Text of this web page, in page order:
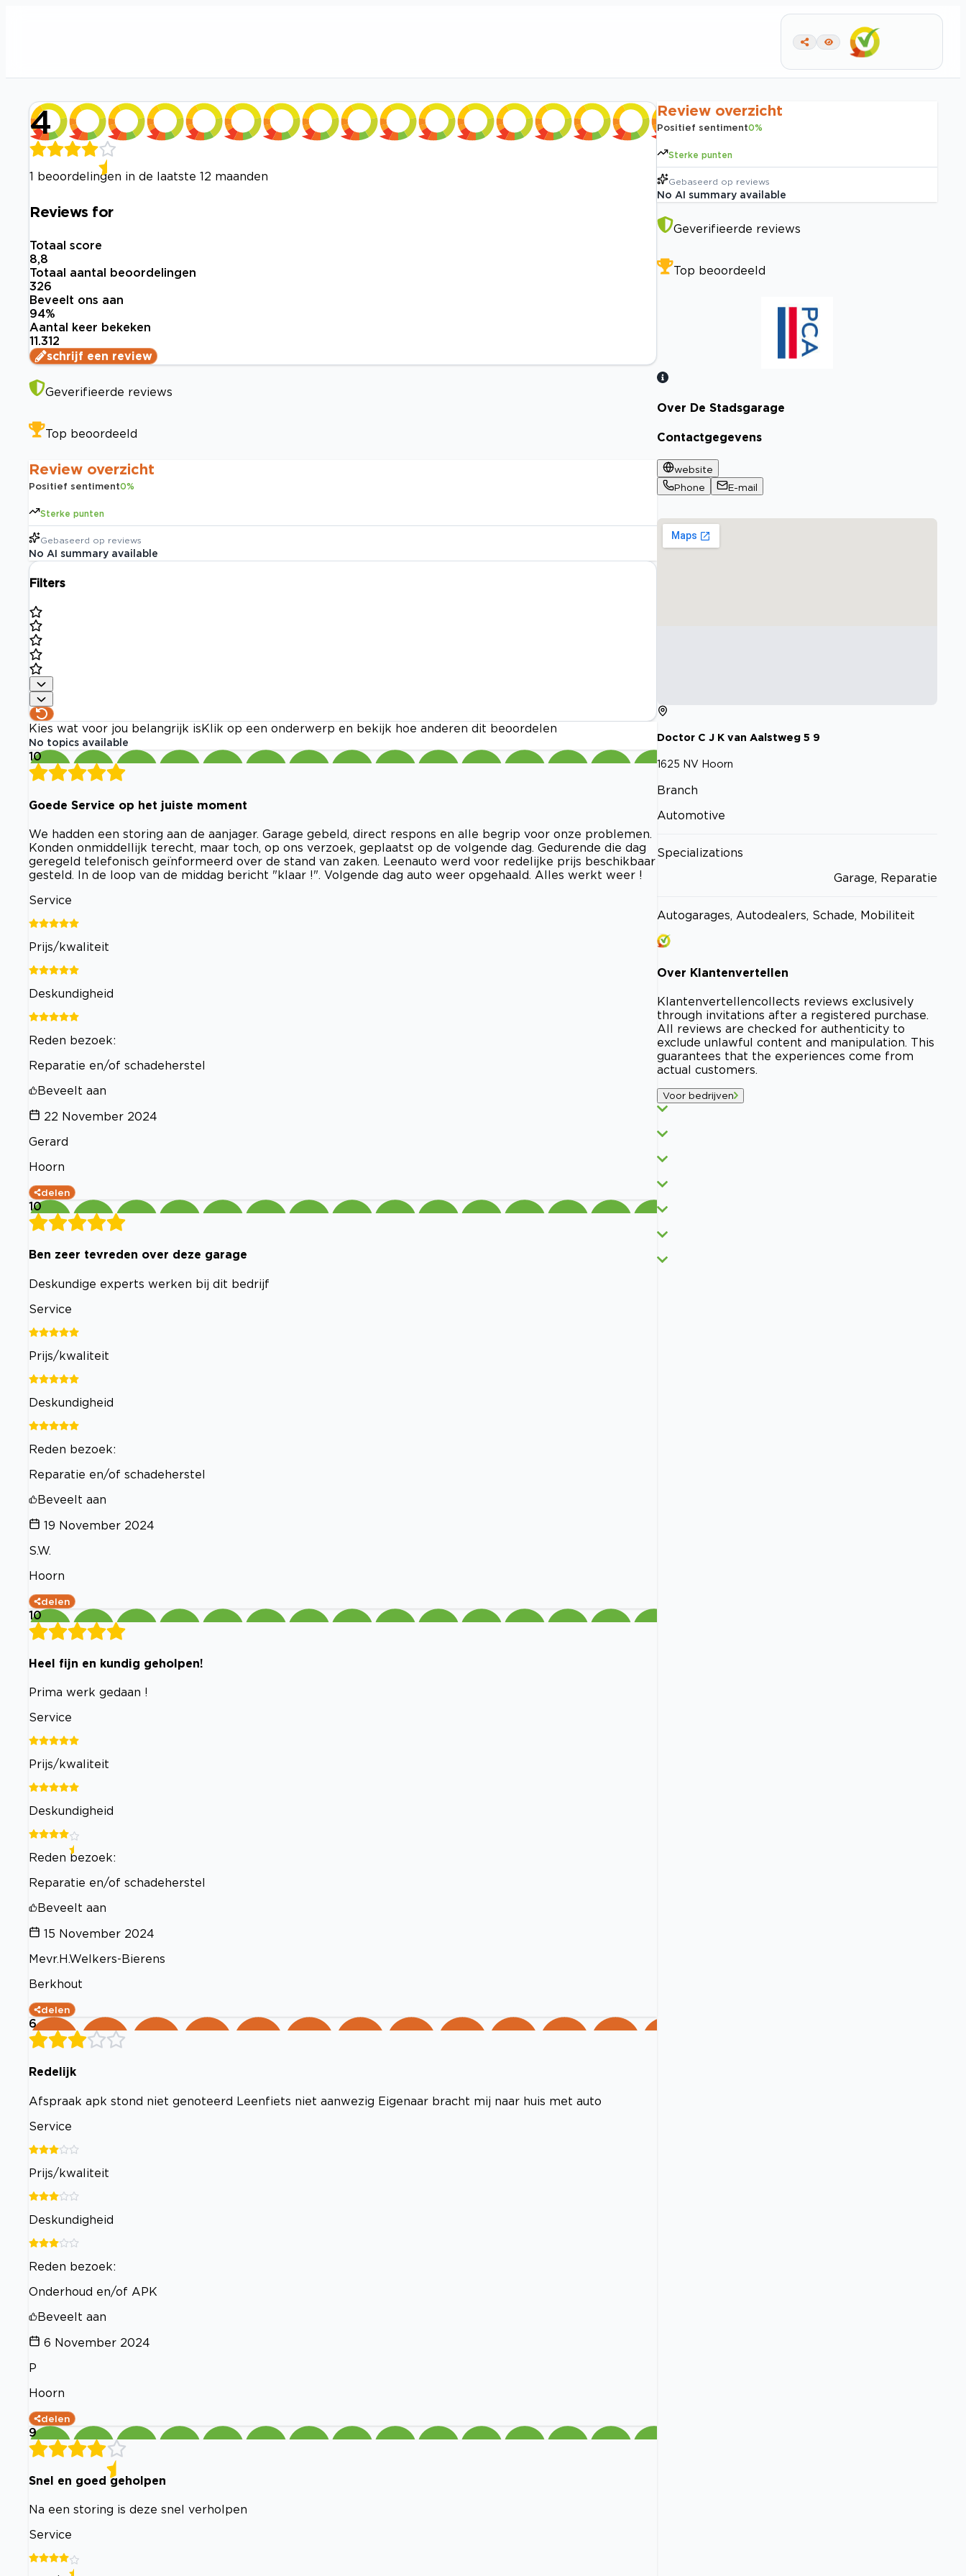
4
1 beoordelingen in de laatste 12 maanden
Reviews for
Totaal score
8,8
Totaal aantal beoordelingen
326
Beveelt ons aan
94%
Aantal keer bekeken
11.312
schrijf een review
Geverifieerde reviews
Top beoordeeld
Review overzicht
Positief sentiment0%
Sterke punten
Gebaseerd op reviews
No AI summary available
Filters
Kies wat voor jou belangrijk is Klik op een onderwerp en bekijk hoe anderen dit beoordelen
No topics available
10
Goede Service op het juiste moment
We hadden een storing aan de aanjager. Garage gebeld, direct respons en alle begrip voor onze problemen.
Konden onmiddellijk terecht, maar toch, op ons verzoek, geplaatst op de volgende dag. Gedurende die dag
geregeld telefonisch geïnformeerd over de stand van zaken. Leenauto werd voor redelijke prijs beschikbaar
gesteld. In de loop van de middag bericht "klaar !". Volgende dag auto weer opgehaald. Alles werkt weer !
Service
Prijs/kwaliteit
Deskundigheid
Reden bezoek:
Reparatie en/of schadeherstel
Beveelt aan
22 November 2024
Gerard
Hoorn
delen
10
Ben zeer tevreden over deze garage
Deskundige experts werken bij dit bedrijf
Service
Prijs/kwaliteit
Deskundigheid
Reden bezoek:
Reparatie en/of schadeherstel
Beveelt aan
19 November 2024
S.W.
Hoorn
delen
10
Heel fijn en kundig geholpen!
Prima werk gedaan !
Service
Prijs/kwaliteit
Deskundigheid
Reden bezoek:
Reparatie en/of schadeherstel
Beveelt aan
15 November 2024
Mevr.H.Welkers-Bierens
Berkhout
delen
6
Redelijk
Afspraak apk stond niet genoteerd Leenfiets niet aanwezig Eigenaar bracht mij naar huis met auto
Service
Prijs/kwaliteit
Deskundigheid
Reden bezoek:
Onderhoud en/of APK
Beveelt aan
6 November 2024
P
Hoorn
delen
9
Snel en goed geholpen
Na een storing is deze snel verholpen
Service
Review overzicht
Positief sentiment0%
Sterke punten
Gebaseerd op reviews
No AI summary available
Geverifieerde reviews
Top beoordeeld
Bekijk certificaat
Over De Stadsgarage
Contactgegevens
website
Phone
E-mail
Doctor C J K van Aalstweg 5 9
1625 NV Hoorn
Branch
Automotive
Specializations
Garage, Reparatie
Autogarages, Autodealers, Schade, Mobiliteit
Over Klantenvertellen
Klantenvertellencollects reviews exclusively
through invitations after a registered purchase.
All reviews are checked for authenticity to
exclude unlawful content and manipulation. This
guarantees that the experiences come from
actual customers.
Voor bedrijven